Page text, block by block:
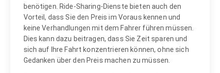
benötigen. Ride-Sharing-Dienste bieten auch den
Vorteil, dass Sie den Preis im Voraus kennen und
keine Verhandlungen mit dem Fahrer führen müssen.
Dies kann dazu beitragen, dass Sie Zeit sparen und
sich auf Ihre Fahrt konzentrieren können, ohne sich
Gedanken über den Preis machen zu müssen.